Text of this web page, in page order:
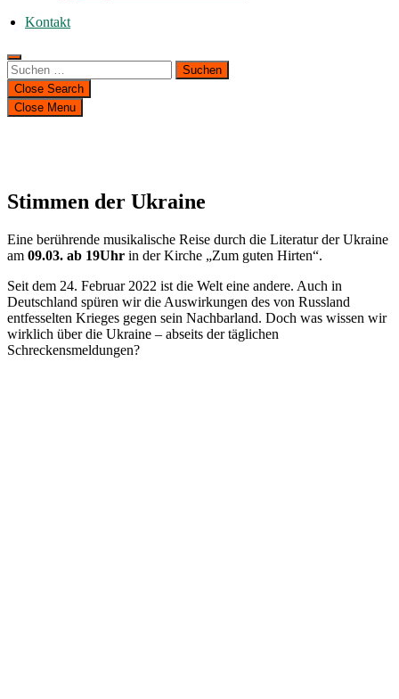
Kontakt
Suchen
nach:
Close Search
Close Menu
Stimmen der Ukraine
Eine berührende musikalische Reise durch die Literatur der Ukraine
am 09.03. ab 19Uhr in der Kirche „Zum guten Hirten“.
Seit dem 24. Februar 2022 ist die Welt eine andere. Auch in
Deutschland spüren wir die Auswirkungen des von Russland
entfesselten Krieges gegen sein Nachbarland. Doch was wissen wir
wirklich über die Ukraine – abseits der täglichen
Schreckensmeldungen?